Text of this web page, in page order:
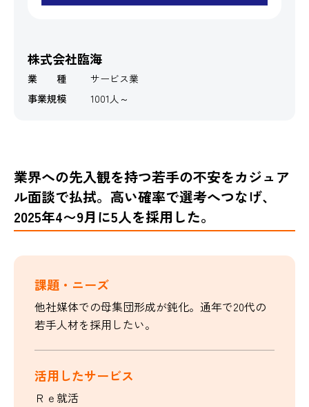
株式会社臨海
業 種
サービス業
事業規模
1001人～
業界への先入観を持つ若手の不安をカジュア
ル面談で払拭。高い確率で選考へつなげ、
2025年4〜9月に5人を採用した。
課題・ニーズ
他社媒体での母集団形成が鈍化。通年で20代の
若手人材を採用したい。
活用したサービス
Ｒｅ就活